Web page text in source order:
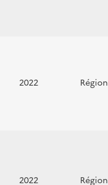
2022 Région
2022 Région